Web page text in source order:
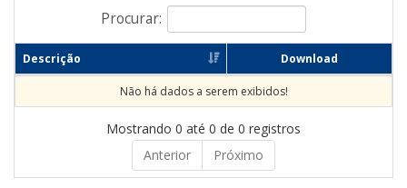
Procurar:
Descrição Download
Não há dados a serem exibidos!
Mostrando 0 até 0 de 0 registros
Anterior
Próximo